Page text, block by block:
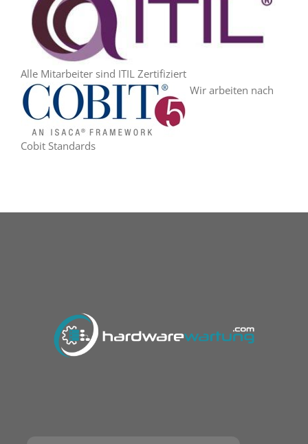
Alle Mitarbeiter sind ITIL Zertifiziert
Wir arbeiten nach
Cobit Standards